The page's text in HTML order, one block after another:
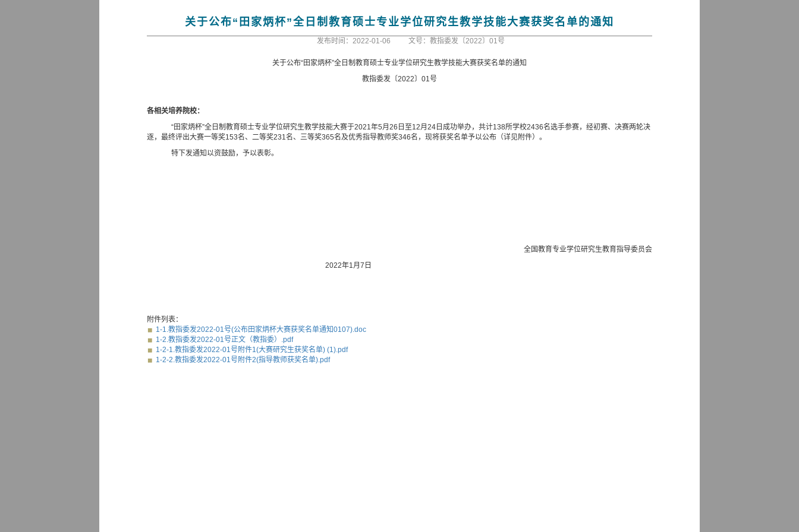
关于公布“田家炳杯”全日制教育硕士专业学位研究生教学技能大赛获奖名单的通知
发布时间：2022-01-06 文号：教指委发〔2022〕01号
关于公布“田家炳杯”全日制教育硕士专业学位研究生教学技能大赛获奖名单的通知
教指委发〔2022〕 01号
各相关培养院校：
“田家炳杯”全日制教育硕士专业学位研究生教学技能大赛于2021年5月26 日至12月24 日成功举办，共计138所学校2436名选手参赛，经初赛、决赛两轮决
逐，最终评出大赛一等奖153名、二等奖231名、三等奖365名及优秀指导教师奖346名，现将获奖名单予以公布（详见附件）。
特下发通知以资鼓励，予以表彰。
全国教育专业学位研究生教育指导委员会
2022年1月 7 日
附件列表：
1-1.教指委发2022-01号(公布田家炳杯大赛获奖名单通知0107).doc
1-2.教指委发2022-01号正文（教指委）.pdf
1-2-1.教指委发2022-01号附件1(大赛研究生获奖名单) (1).pdf
1-2-2.教指委发2022-01号附件2(指导教师获奖名单).pdf